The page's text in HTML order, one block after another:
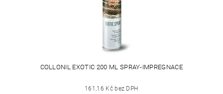
COLLONIL EXOTIC 200 ML SPRAY-IMPREGNACE
161,16 Kč bez DPH